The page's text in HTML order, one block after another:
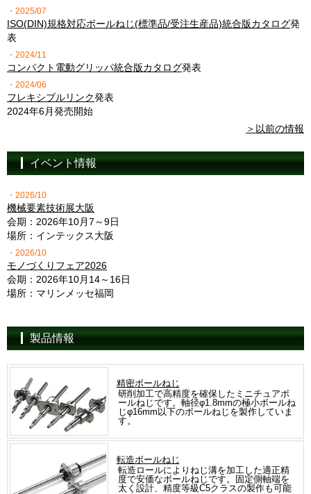
・2025/07
ISO(DIN)規格対応ボールねじ(標準品/受注生産品)統合版カタログ発
表
・2024/11
コンパクト電動グリッパ統合版カタログ発表
・2024/06
フレキシブルリンク発表
2024年6月発売開始
＞以前の情報
イベント情報
・2026/10
機械要素技術展大阪
会期：2026年10月7～9日
場所：インテックス大阪
・2026/10
モノづくりフェア2026
会期：2026年10月14～16日
場所：マリンメッセ福岡
製品情報
精密ボールねじ
研削加工で高精度を確保したミニチュアボ
ールねじです。軸径φ1.8mmの極小ボールね
じφ16mm以下のボールねじを製作していま
す。
転造ボールねじ
転造ロールによりねじ溝を加工した適正精
度で安価なボールねじです。固定側軸端を
太く設計、精度等級C5クラスの製作も可能